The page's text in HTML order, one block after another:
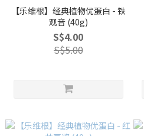
【乐维根】经典植物优蛋白 - 铁
观音 (40g)
S$4.00
S$5.00